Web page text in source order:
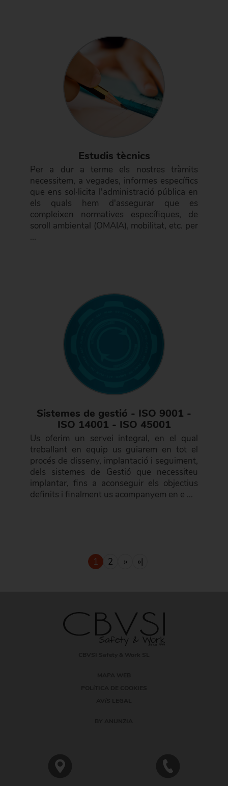
Estudis tècnics
Per a dur a terme els nostres tràmits
necessitem, a vegades, informes específics
que ens sol·licita l'administració pública en
els quals hem d'assegurar que es
compleixen normatives específiques, de
soroll ambiental (OMAIA), mobilitat, etc. per
...
Sistemes de gestió - ISO 9001 -
ISO 14001 - ISO 45001
Us oferim un servei integral, en el qual
treballant en equip us guiarem en tot el
procés de disseny, implantació i seguiment,
dels sistemes de Gestió que necessiteu
implantar, fins a aconseguir els objectius
definits i finalment us acompanyem en e ...
1 2 » »|